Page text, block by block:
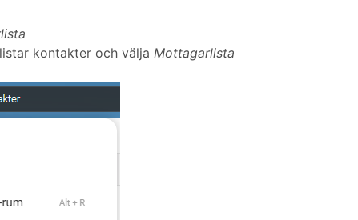
kontakter och välja Mottagarlista